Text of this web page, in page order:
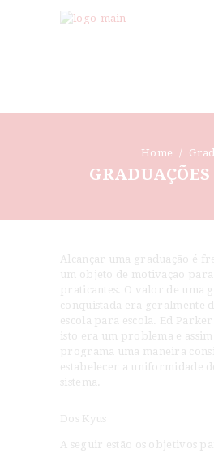
Home
Alcançar uma graduação é
um objeto de motivação para
praticantes. O valor de uma
conquistada era geralmente
escola para escola. Ed
isto era um problema e
programa uma maneira
estabelecer a uniformidade
sistema.
Dos Kyus
A seguir estão os objetivos